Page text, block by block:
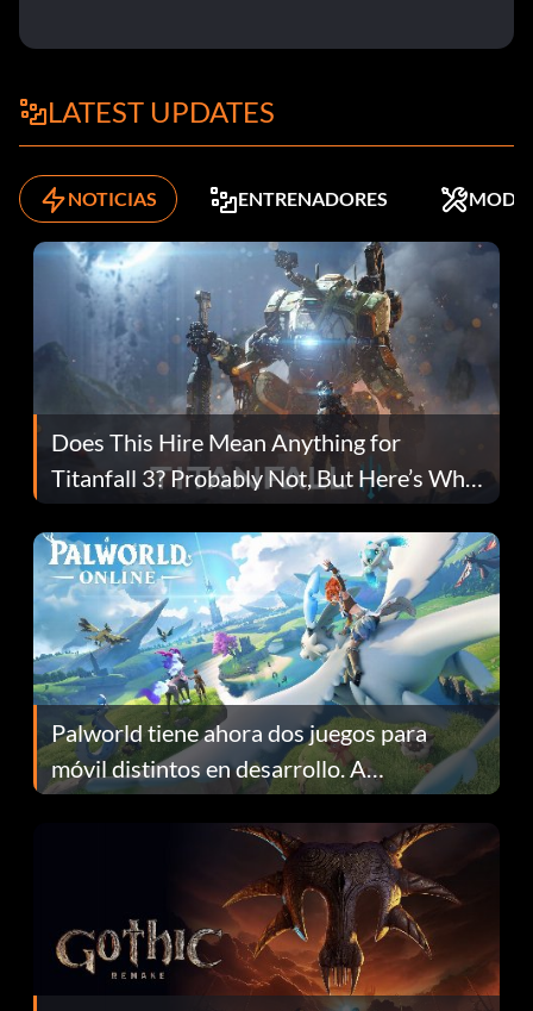
LATEST UPDATES
NOTICIAS ENTRENADORES MODS
Does This Hire Mean Anything for
Titanfall 3? Probably Not, But Here’s Why
Fans Are Hopeful
Palworld tiene ahora dos juegos para
móvil distintos en desarrollo. A
continuación te explicamos por qué.